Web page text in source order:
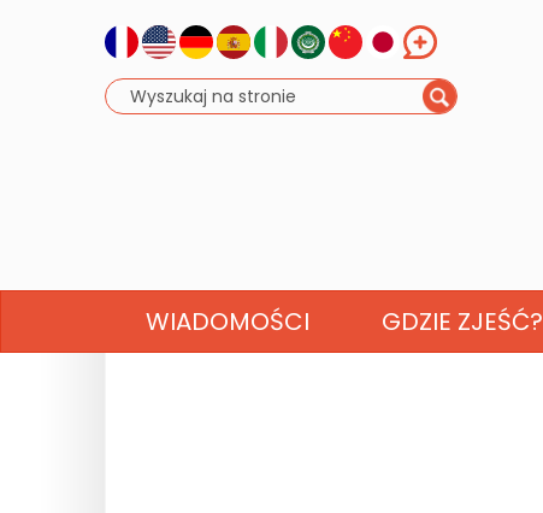
WIADOMOŚCI GDZIE ZJEŚĆ?